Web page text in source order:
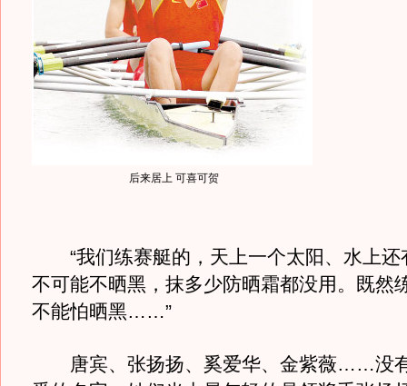
后来居上 可喜可贺
“我们练赛艇的，天上一个太阳、水上还
不可能不晒黑，抹多少防晒霜都没用。既然
不能怕晒黑……”
唐宾、张扬扬、奚爱华、金紫薇……没